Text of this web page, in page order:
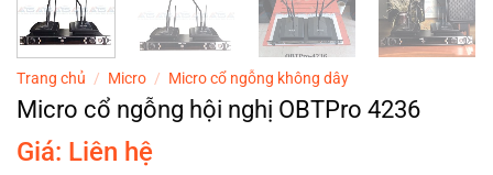
Trang chủ / Micro / Micro cổ ngỗng không dây
Micro cổ ngỗng hội nghị OBTPro 4236
Giá: Liên hệ